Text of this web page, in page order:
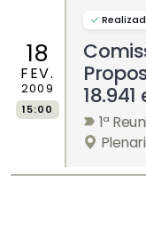
18
FEV.
2009
15:00
18.941
1ª